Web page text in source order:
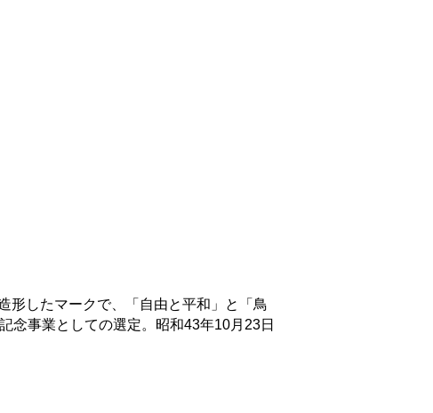
したマークで、「自由と平和」と「鳥
念事業としての選定。昭和43年10月23日